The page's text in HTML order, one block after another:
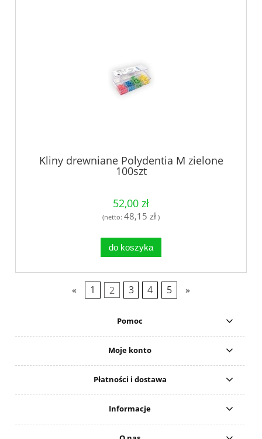
Kliny drewniane Polydentia M zielone
100szt
52,00 zł
(netto: 48,15 zł )
do koszyka
« 1 2 3 4 5 »
Pomoc
Moje konto
Płatności i dostawa
Informacje